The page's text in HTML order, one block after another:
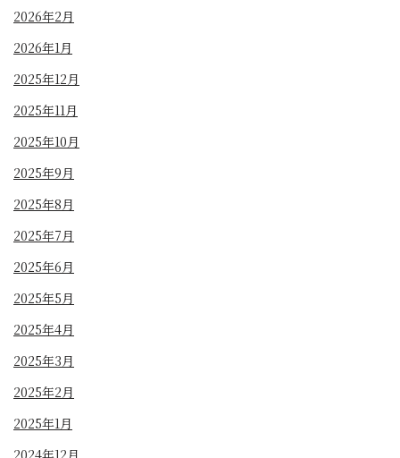
2026年2月
2026年1月
2025年12月
2025年11月
2025年10月
2025年9月
2025年8月
2025年7月
2025年6月
2025年5月
2025年4月
2025年3月
2025年2月
2025年1月
2024年12月